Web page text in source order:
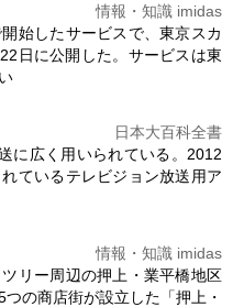
情報・知識 imidas
始したサービスで、東京スカ
日に公開した。サービスは東
日本大百科全書
に広く用いられている。2012
ているテレビジョン放送用ア
情報・知識 imidas
リー周辺の押上・業平橋地区
の商店街が設立した「押上・